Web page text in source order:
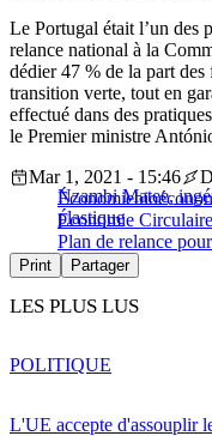
Le Portugal était l’un des
relance national à la
dédier 47 % de la part des
transition verte, tout en
effectué dans des
le Premier ministre
Nzambi Matee,
plastique
Mar 1, 2021 - 15:46
Économie
Économie Circulaire
Plan de relance
Print Partager
LES PLUS LUS
L'UE accepte d'assouplir
POLITIQUE